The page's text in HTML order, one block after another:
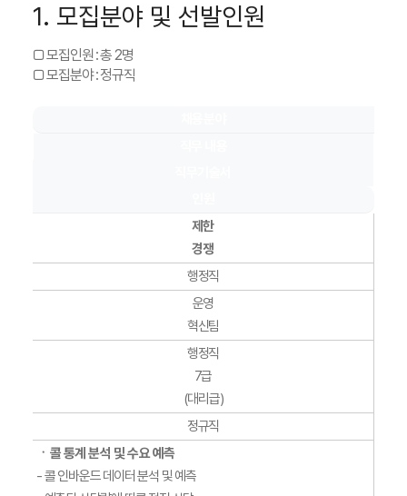
1. 모집분야 및 선발인원
□ 모집인원 : 총 2명
□ 모집분야 : 정규직
제한
경쟁
행정직
운영
혁신팀
행정직
7급
(대리급)
정규직
ㆍ콜 통계 분석 및 수요 예측
- 콜 인바운드 데이터 분석 및 예측